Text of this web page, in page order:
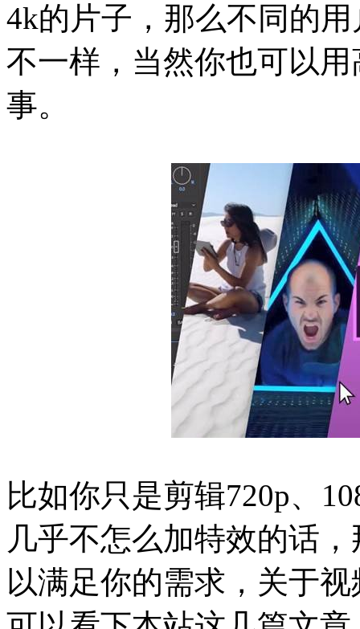
4k的片子，那么不同的
不一样，当然你也可以
事。
比如你只是剪辑720p、
几乎不怎么加特效的话
以满足你的需求，关于